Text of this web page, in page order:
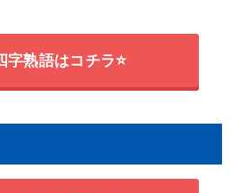
字熟語はコチラ⭐